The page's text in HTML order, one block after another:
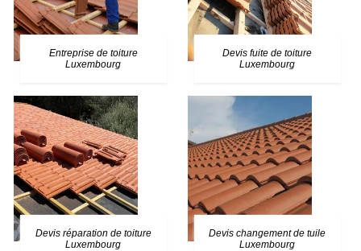
Entreprise de toiture
Luxembourg
Devis fuite de toiture
Luxembourg
Devis réparation de toiture
Luxembourg
Devis changement de tuile
Luxembourg